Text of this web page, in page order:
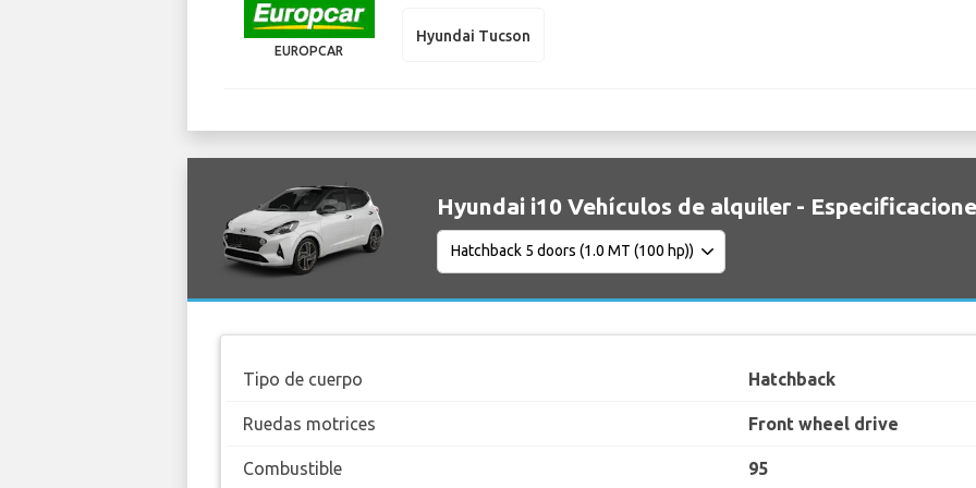
EUROPCAR
Hyundai Tucson
Hyundai i10 Vehículos de alquiler -
Tipo de cuerpo Hatchback
Ruedas motrices Front wheel drive
Combustible 95